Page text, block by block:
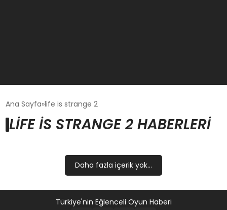
GÜNCEL
OYUN HABERLERI
EĞITIM
Ana Sayfa life is strange 2
LIFE IS STRANGE 2 HABERLERI
Daha fazla içerik yok...
Türkiye'nin Eğlenceli Oyun Haberi